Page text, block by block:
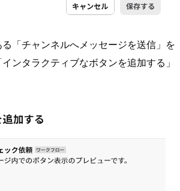
「チャンネルへメッセージを送信」を
ンタラクティブなボタンを追加する」